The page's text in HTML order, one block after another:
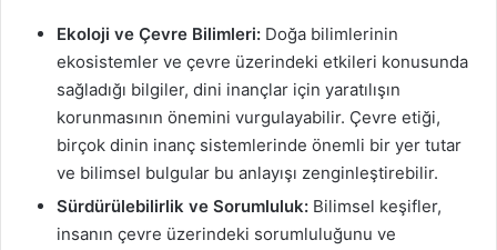
Ekoloji ve Çevre Bilimleri: Doğa bilimlerinin
ekosistemler ve çevre üzerindeki etkileri konusunda
sağladığı bilgiler, dini inançlar için yaratılışın
korunmasının önemini vurgulayabilir. Çevre etiği,
birçok dinin inanç sistemlerinde önemli bir yer tutar
ve bilimsel bulgular bu anlayışı zenginleştirebilir.
Sürdürülebilirlik ve Sorumluluk: Bilimsel keşifler,
insanın çevre üzerindeki sorumluluğunu ve